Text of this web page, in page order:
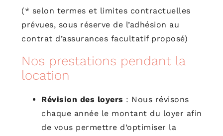
(* selon termes et limites contractuelles
prévues, sous réserve de l’adhésion au
contrat d’assurances facultatif proposé)
Nos prestations pendant la
location
Révision des loyers : Nous révisons
chaque année le montant du loyer afin
de vous permettre d’optimiser la